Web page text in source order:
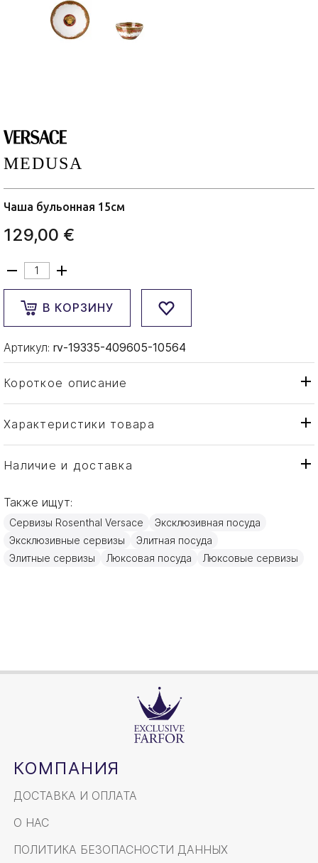
MEDUSA
Чаша бульонная 15см
129,00 €
В КОРЗИНУ
Артикул: rv-19335-409605-10564
Короткое описание
Характеристики товара
Тип товара
Чаша
Бренд
Страна производителя
Материал
Золото, Фарфор
Наличие и доставка
Также ищут:
Сервизы Rosenthal Versace
Эксклюзивная посуда
Эксклюзивные сервизы
Элитная посуда
Элитные сервизы
Люксовая посуда Люксовые сервизы
КОМПАНИЯ
ДОСТАВКА И ОПЛАТА
О НАС
ПОЛИТИКА БЕЗОПАСНОСТИ ДАННЫХ